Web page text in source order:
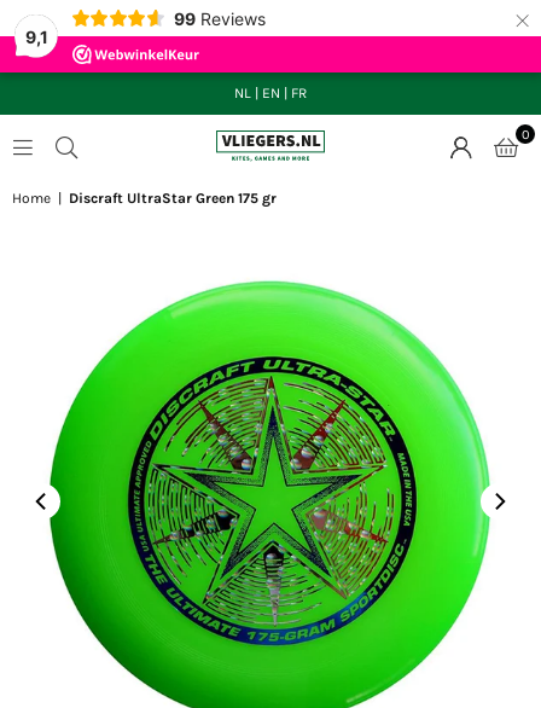
9,1
99 Reviews ×
NL EN FR
0
Home Discraft UltraStar Green 175 gr